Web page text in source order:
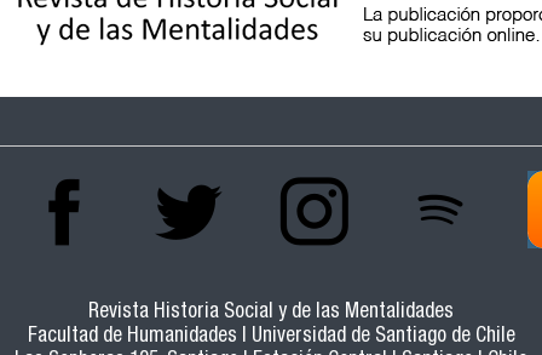
Revista Historia Social y de las Mentalidades
Facultad de Humanidades | Universidad de Santiago de Chile